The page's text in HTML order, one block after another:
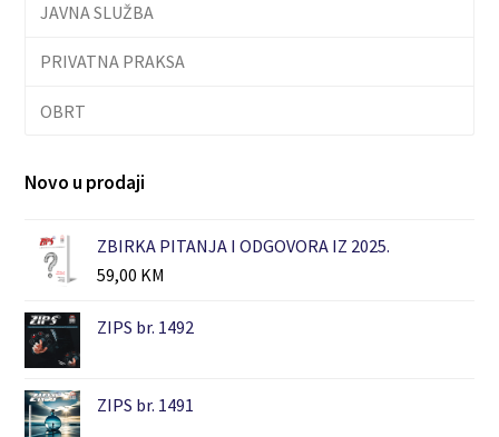
JAVNA SLUŽBA
PRIVATNA PRAKSA
OBRT
Novo u prodaji
ZBIRKA PITANJA I ODGOVORA IZ 2025.
59,00 KM
ZIPS br. 1492
ZIPS br. 1491